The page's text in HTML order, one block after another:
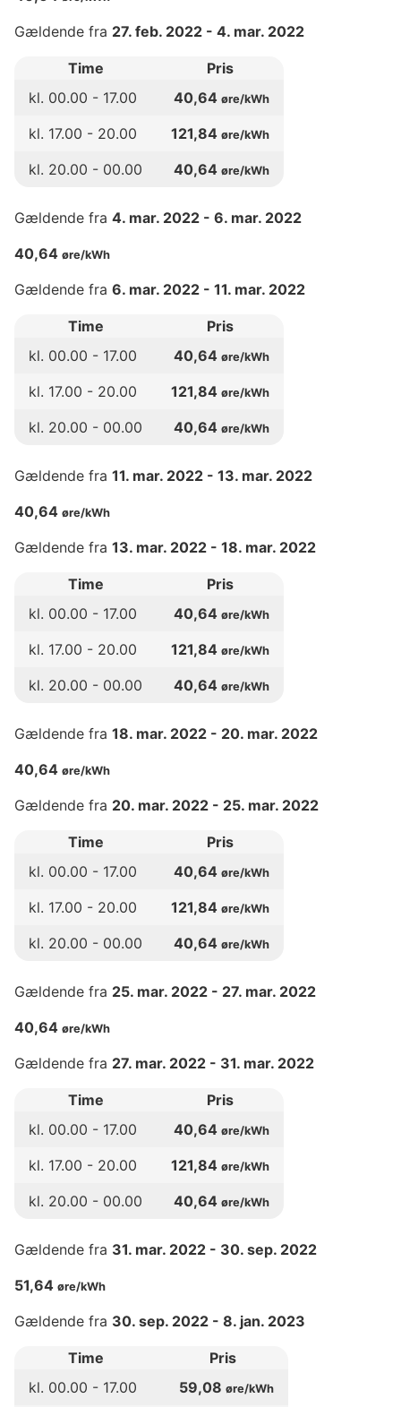
Gældende fra 27. feb. 2022 - 4. mar. 2022
Time
Pris
kl. 00.00 - 17.00 40,64 øre/kWh
kl. 17.00 - 20.00 121,84 øre/kWh
kl. 20.00 - 00.00 40,64 øre/kWh
Gældende fra 4. mar. 2022 - 6. mar. 2022
40,64 øre/kWh
Gældende fra 6. mar. 2022 - 11. mar. 2022
Time
Pris
kl. 00.00 - 17.00 40,64 øre/kWh
kl. 17.00 - 20.00 121,84 øre/kWh
kl. 20.00 - 00.00 40,64 øre/kWh
Gældende fra 11. mar. 2022 - 13. mar. 2022
40,64 øre/kWh
Gældende fra 13. mar. 2022 - 18. mar. 2022
Time
Pris
kl. 00.00 - 17.00 40,64 øre/kWh
kl. 17.00 - 20.00 121,84 øre/kWh
kl. 20.00 - 00.00 40,64 øre/kWh
Gældende fra 18. mar. 2022 - 20. mar. 2022
40,64 øre/kWh
Gældende fra 20. mar. 2022 - 25. mar. 2022
Time
Pris
kl. 00.00 - 17.00 40,64 øre/kWh
kl. 17.00 - 20.00 121,84 øre/kWh
kl. 20.00 - 00.00 40,64 øre/kWh
Gældende fra 25. mar. 2022 - 27. mar. 2022
40,64 øre/kWh
Gældende fra 27. mar. 2022 - 31. mar. 2022
Time
Pris
kl. 00.00 - 17.00 40,64 øre/kWh
kl. 17.00 - 20.00 121,84 øre/kWh
kl. 20.00 - 00.00 40,64 øre/kWh
Gældende fra 31. mar. 2022 - 30. sep. 2022
51,64 øre/kWh
Gældende fra 30. sep. 2022 - 8. jan. 2023
Time
Pris
kl. 00.00 - 17.00 59,08 øre/kWh